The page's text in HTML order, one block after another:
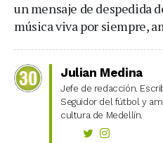
un mensaje de despedida
música viva por siempre,
Julian Medina
Jefe de redacción.
Seguidor del fútbol y
cultura de Medellín.